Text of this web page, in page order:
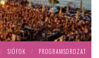
/ SIÓFOK / PROGRAMSOROZAT